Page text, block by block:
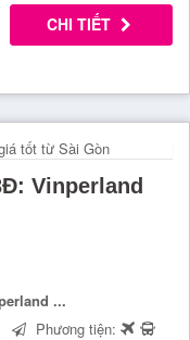
CHI TIẾT
Vinperland
...
Phương tiện: